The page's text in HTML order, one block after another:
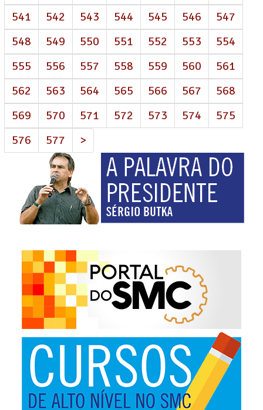
541
542 543 544 545 546
547
548
549 550 551 552 553
554
555
556 557 558 559 560
561
562
563 564 565 566 567
568
569
570 571 572 573 574
575
576
577 >